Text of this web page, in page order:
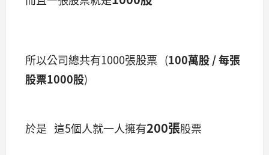
所以公司總共有1000張股票 (100萬股 / 每張
股票1000股)
於是 這5個人就一人擁有200張股票